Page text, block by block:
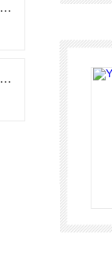
不锈钢多袋式过滤器的各种使用技巧总结
不锈钢多袋式过滤器的结构及工作原理